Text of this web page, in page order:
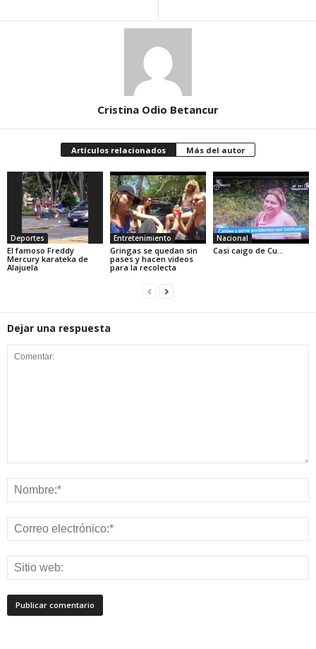
Cristina Odio Betancur
Artículos relacionados Más del autor
Deportes
El famoso Freddy
Mercury karateka de
Alajuela
Entretenimiento
Gringas se quedan sin
pases y hacen videos
para la recolecta
Nacional
Casi caigo de Cu…
Dejar una respuesta